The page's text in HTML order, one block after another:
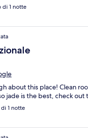
di 1 notte
about this place! Clean
jade is the best, check out
1 notte